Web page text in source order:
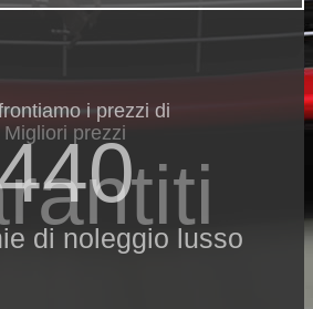
i prezzi di
di noleggio lusso
Migliori prezzi